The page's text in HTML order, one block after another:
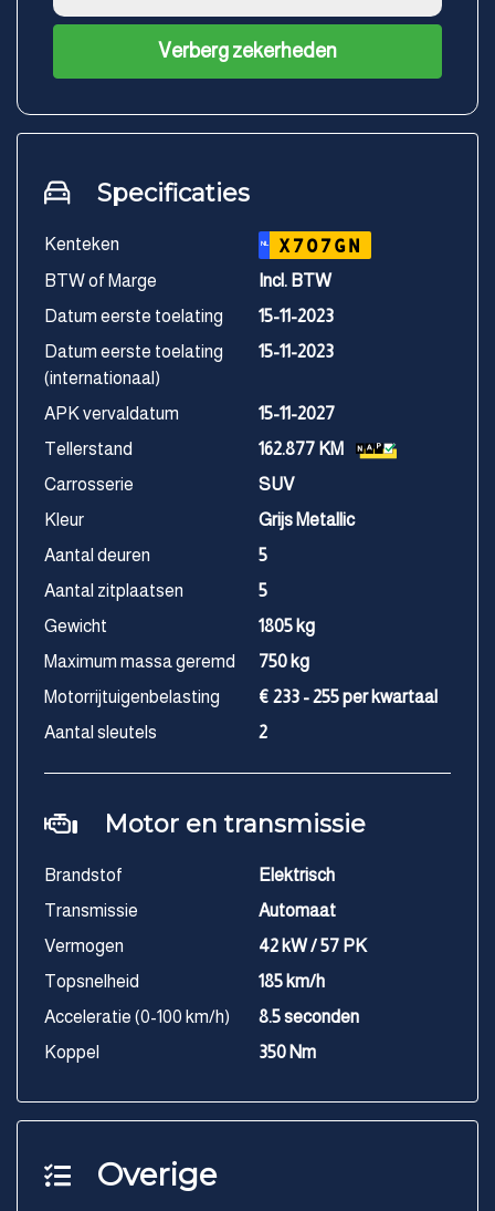
Verberg zekerheden
Specificaties
Kenteken NL X707GN
BTW of Marge
Incl. BTW
Datum eerste toelating
15-11-2023
Datum eerste toelating
(internationaal)
15-11-2023
APK vervaldatum
15-11-2027
Tellerstand
162.877 KM
Carrosserie
SUV
Kleur
Grijs Metallic
Aantal deuren
5
Aantal zitplaatsen
5
Gewicht
1805 kg
Maximum massa geremd
750 kg
Motorrijtuigenbelasting
€ 233 - 255 per kwartaal
Aantal sleutels
2
Motor en transmissie
Brandstof
Elektrisch
Transmissie
Automaat
Vermogen
42 kW / 57 PK
Topsnelheid
185 km/h
Acceleratie (0-100 km/h)
8.5 seconden
Koppel
350 Nm
Overige